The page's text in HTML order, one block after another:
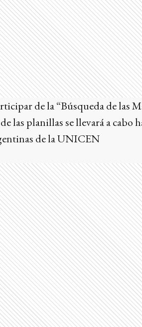
de la “Búsqueda de las
las planillas se llevará a cabo
de la UNICEN